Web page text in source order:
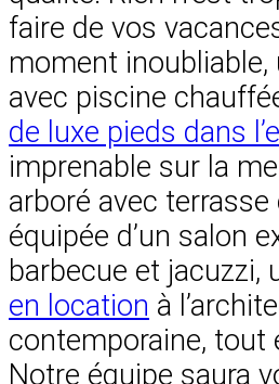
faire de vos
moment inoubliable,
avec piscine
de luxe pieds dans
imprenable sur la
arboré avec
équipée d’un salon
barbecue et jacuzzi,
en location à
contemporaine, tout
Notre équipe saura